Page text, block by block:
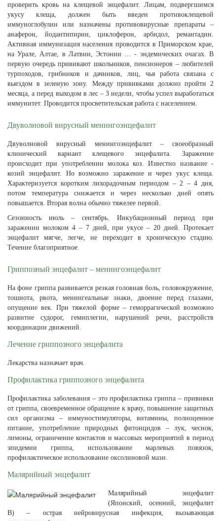
проверить кровь на клещевой энцефалит. Лицам, подвергшимся
укусу клеща, должен быть введен противоклещевой
иммуноглобулин или назначены противовирусные препараты –
анаферон, йодантипирин, циклоферон, арбидол, ремантадин.
Активная иммунизация населения проводится в Приморском крае,
на Урале, Алтае, в Латвии, Эстонии … - эндемических очагах. В
первую очередь прививают школьников, пенсионеров – любителей
турпоходов, грибников и дачников, лиц, чья работа связана с
выездом в зеленую зону. Между прививками должно пройти 2
месяца, а перед выходом в лес – 3 недели, чтобы успел выработаться
иммунитет. Проводится просветительская работа с населением.
Двуволновой вирусный менингоэнцефалит
Двуволновой вирусный менингоэнцефалит – своеобразный
клинический вариант клещевого энцефалита. Заражение
происходит при употреблении молока коз. Известно название -
козий энцефалит. Но возможно заражение и через укус клеща.
Характеризуется коротким лихорадочным периодом – 2 – 4 дня,
потом температура снижается и через несколько дней опять
повышается. Вторая волна обычно тяжелее первой.
Сезонность июль – сентябрь. Инкубационный период при
заражении молоком 4 – 7 дней, при укусе – 20 дней. Протекает
энцефалит мягче, легче, не переходит в хроническую стадию.
Течение благоприятное.
Гриппозный энцефалит – менингоэнцефалит
На фоне гриппа развивается резкая головная боль, головокружение,
тошнота, рвота, менингеальные знаки, двоение перед глазами,
опущение век. При тяжелой форме – геморрагической возможно
развитие судорог, гемиплегии, нарушений речи, расстройств
координации движений.
Лечение гриппозного энцефалита
Лекарства назначает врач.
Профилактика гриппозного энцефалита
Профилактика заболевания – это профилактика гриппа – прививки
от гриппа, своевременное обращение к врачу, повышение защитных
сил организма – иммуностимуляторы, витамины, полноценное
питание, употребление природных фитонцидов – лук, чеснок,
лимоны, ограничение контактов и массовых мероприятий в период
эпидемии гриппа, использование марлевых повязок,
профилактическое использование оксолиновой мази.
Малярийный энцефалит
Малярийный энцефалит
(Японский, осенний, энцефалит
В) – острая нейровирусная инфекция, вызывающая